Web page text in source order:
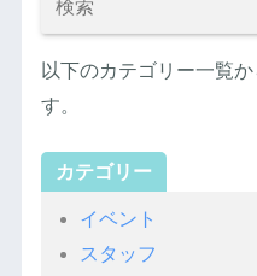
以下のカテゴリー一覧
す。
カテゴリー
イベント
スタッフ